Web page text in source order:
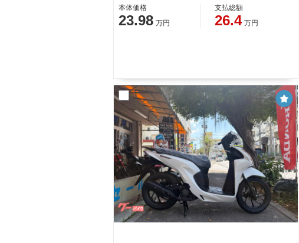
本体価格
23.98 万円
支払総額
26.4 万円